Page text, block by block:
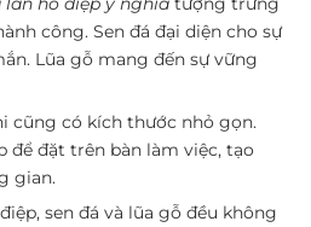
công. Sen đá đại diện cho sự
Lũa gỗ mang đến sự vững
cũng có kích thước nhỏ gọn.
để đặt trên bàn làm việc, tạo
gian.
sen đá và lũa gỗ đều không